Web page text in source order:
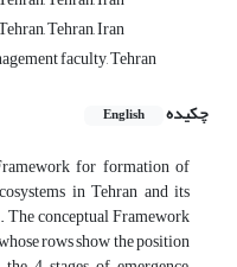
Tehran, Iran
faculty, Tehran
چکیده
English
for formation of
in Tehran and its
conceptual Framework
rows show the position